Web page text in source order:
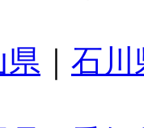
県 石川